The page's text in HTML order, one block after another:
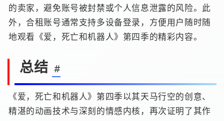
的卖家，避免账号被封禁或个人信息泄露的风险。此
外，合租账号通常支持多设备登录，方便用户随时随
地观看《爱，死亡和机器人》第四季的精彩内容。
总结 #
《爱，死亡和机器人》第四季以其天马行空的创意、
精湛的动画技术与深刻的情感内核，再次证明了其作